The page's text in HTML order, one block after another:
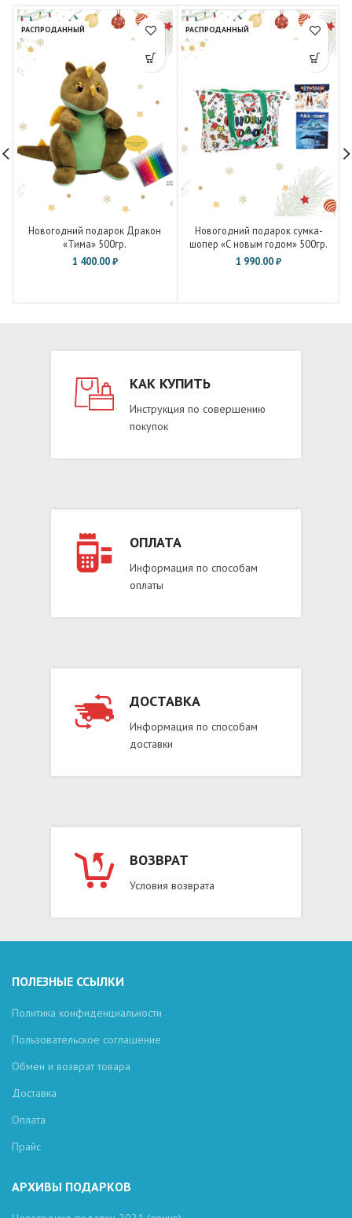
РАСПРОДАННЫЙ
Новогодний подарок Дракон
«Тима» 500гр.
1 400.00₽
РАСПРОДАННЫЙ
Новогодний подарок сумка-
шопер «С новым годом» 500гр.
1 990.00₽
КАК КУПИТЬ
Инструкция по совершению
покупок
ОПЛАТА
Информация по способам
оплаты
ДОСТАВКА
Информация по способам
доставки
ВОЗВРАТ
Условия возврата
ПОЛЕЗНЫЕ ССЫЛКИ
Политика конфиденциальности
Пользовательское соглашение
Обмен и возврат товара
Доставка
Оплата
Прайс
АРХИВЫ ПОДАРКОВ